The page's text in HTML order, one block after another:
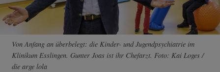
Von Anfang an überbelegt: die Kinder- und Jugendpsychiatrie im
Klinikum Esslingen. Gunter Joas ist ihr Chefarzt. Foto: Kai Loges /
die arge lola